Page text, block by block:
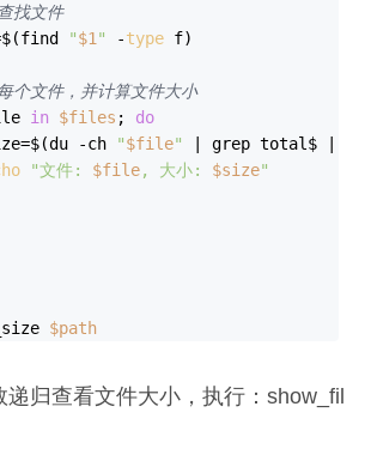
找文件
"$1 " -type f)
个文件，并计算文件大小
in $files ; do
-ch
"$file"
| grep total$ |
"文件: $file, 大小: $size"
$path
递归查看文件大小，执行：show_fil